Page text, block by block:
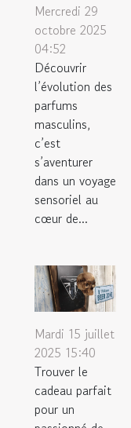
Mercredi 29
octobre 2025
04:52
Découvrir
l’évolution des
parfums
masculins,
c’est
s’aventurer
dans un voyage
sensoriel au
cœur de...
Mardi 15 juillet
2025 15:40
Trouver le
cadeau parfait
pour un